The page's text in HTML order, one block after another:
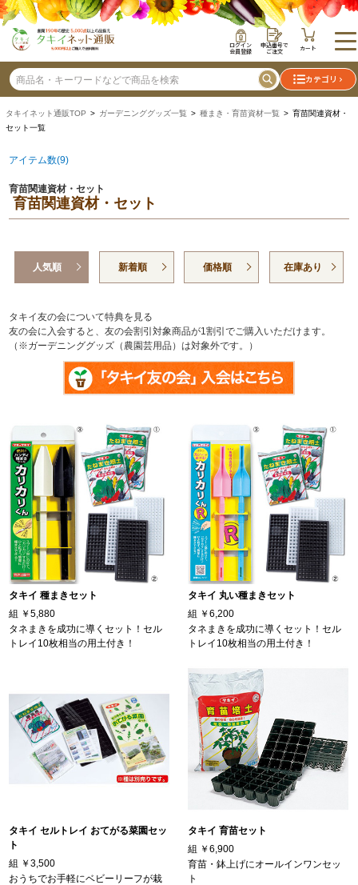
ログイン
会員登録
申込番号で
ご注文 カート
カテゴリ
タキイネット通販TOP > ガーデニンググッズ一覧 > 種まき・育苗資材一覧 > 育苗関連資材・
セット一覧
アイテム数(9)
育苗関連資材・セット
育苗関連資材・セット
人気順 新着順 価格順 在庫あり
タキイ友の会について特典を見る
友の会に入会すると、友の会割引対象商品が1割引でご購入いただけます。
（※ガーデニンググッズ（農園芸用品）は対象外です。）
タキイ 種まきセット
組 ￥5,880
タネまきを成功に導くセット！セル
トレイ10枚相当の用土付き！
タキイ 丸い種まきセット
組 ￥6,200
タネまきを成功に導くセット！セル
トレイ10枚相当の用土付き！
タキイ セルトレイ おてがる菜園セッ
ト
組 ￥3,500
おうちでお手軽にベビーリーフが栽
タキイ 育苗セット
組 ￥6,900
育苗・鉢上げにオールインワンセッ
ト